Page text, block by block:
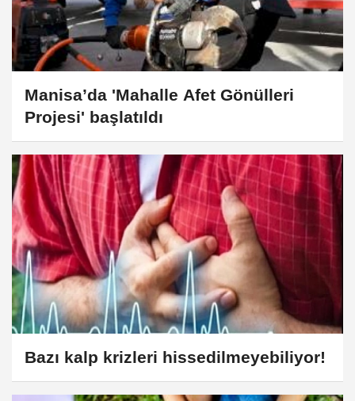
Manisa’da 'Mahalle Afet Gönülleri
Projesi' başlatıldı
Bazı kalp krizleri hissedilmeyebiliyor!